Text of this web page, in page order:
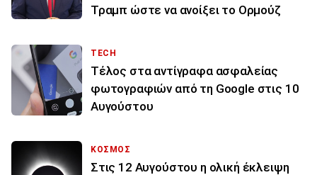
Τραμπ ώστε να ανοίξει το Ορμούζ
TECH
Τέλος στα αντίγραφα ασφαλείας
φωτογραφιών από τη Google στις 10
Αυγούστου
ΚΟΣΜΟΣ
Στις 12 Αυγούστου η ολική έκλειψη